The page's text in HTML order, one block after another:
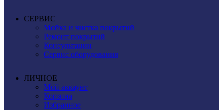
СЕРВИС
Мойка и чистка покрытий
Ремонт покрытий
Консультации
Сервис оборудования
ЛИЧНОЕ
Мой аккаунт
Корзина
Избранное